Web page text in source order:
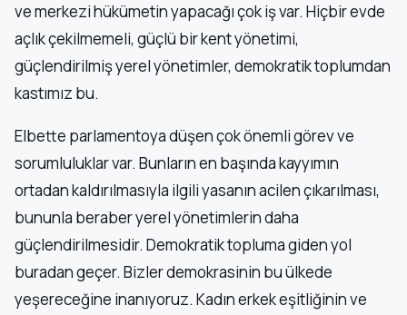
ve merkezi hükümetin yapacağı çok iş var. Hiçbir evde
açlık çekilmemeli, güçlü bir kent yönetimi,
güçlendirilmiş yerel yönetimler, demokratik toplumdan
kastımız bu.
Elbette parlamentoya düşen çok önemli görev ve
sorumluluklar var. Bunların en başında kayyımın
ortadan kaldırılmasıyla ilgili yasanın acilen çıkarılması,
bununla beraber yerel yönetimlerin daha
güçlendirilmesidir. Demokratik topluma giden yol
buradan geçer. Bizler demokrasinin bu ülkede
yeşereceğine inanıyoruz. Kadın erkek eşitliğinin ve